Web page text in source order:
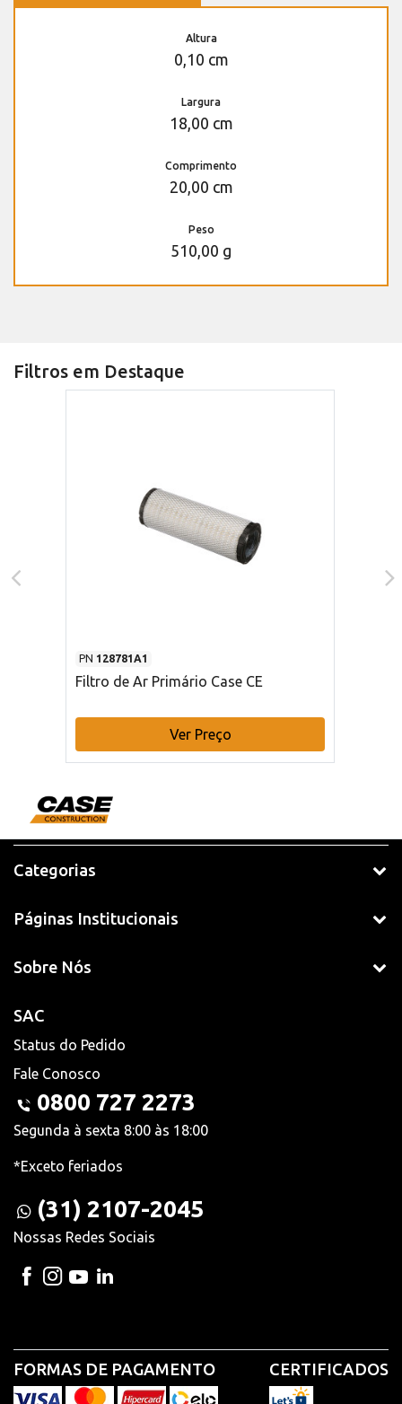
Altura
0,10 cm
Largura
18,00 cm
Comprimento
20,00 cm
Peso
510,00 g
Filtros em Destaque
PN 128781A1
Filtro de Ar Primário Case CE
Ver Preço
Categorias
Páginas Institucionais
Sobre Nós
SAC
Status do Pedido
Fale Conosco
0800 727 2273
Segunda à sexta 8:00 às 18:00
*Exceto feriados
(31) 2107-2045
Nossas Redes Sociais
FORMAS DE PAGAMENTO CERTIFICADOS